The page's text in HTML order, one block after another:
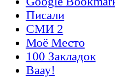
Писали
СМИ 2
Моё Место
100 Закладок
Ваау!